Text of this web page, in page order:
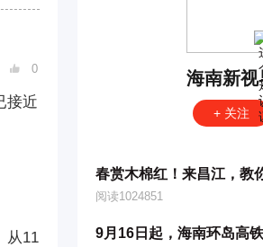
 0
接近
从11
海南新视
+ 关注
春赏木棉红！来昌江，教
阅读1024851
9月16日起，海南环岛高